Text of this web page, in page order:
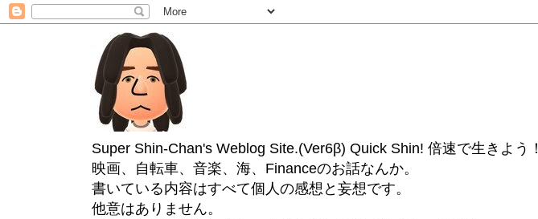
Super Shin-Chan's Weblog Site.(Ver6β) Quick Shin! 倍速で生きよう！
映画、自転車、音楽、海、Financeのお話なんか。
書いている内容はすべて個人の感想と妄想です。
他意はありません。